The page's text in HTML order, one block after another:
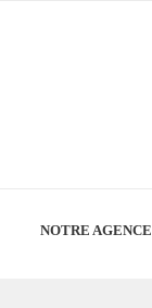
NOTRE AGENCE